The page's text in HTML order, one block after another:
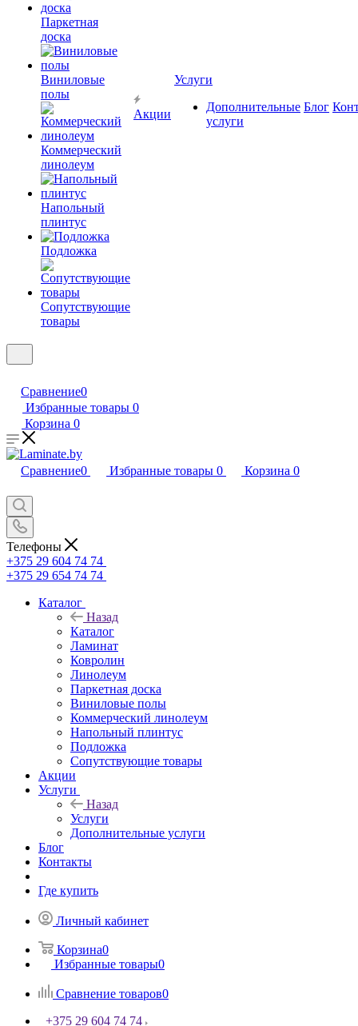
Паркетная
доска
Виниловые
полы
Коммерческий
линолеум
Напольный
плинтус
Подложка
Сопутствующие
товары
Акции
Услуги
Дополнительные
услуги
Блог
Сравнение0
Избранные товары 0
Корзина 0
Сравнение0 Избранные товары 0 Корзина 0
Телефоны
+375 29 604 74 74
+375 29 654 74 74
Каталог
Назад
Каталог
Ламинат
Ковролин
Линолеум
Паркетная доска
Виниловые полы
Коммерческий линолеум
Напольный плинтус
Подложка
Сопутствующие товары
Акции
Услуги
Назад
Услуги
Дополнительные услуги
Блог
Контакты
Где купить
Личный кабинет
Корзина0
Избранные товары0
Сравнение товаров0
+375 29 604 74 74